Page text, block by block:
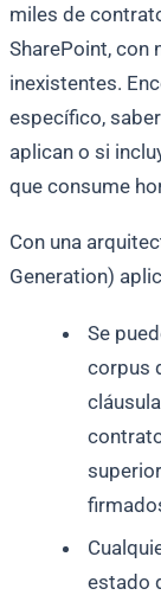
miles de
SharePoint, con
inexistentes.
específico,
aplican o si
que consume
Con una
Generation)
Se
corpus
estado